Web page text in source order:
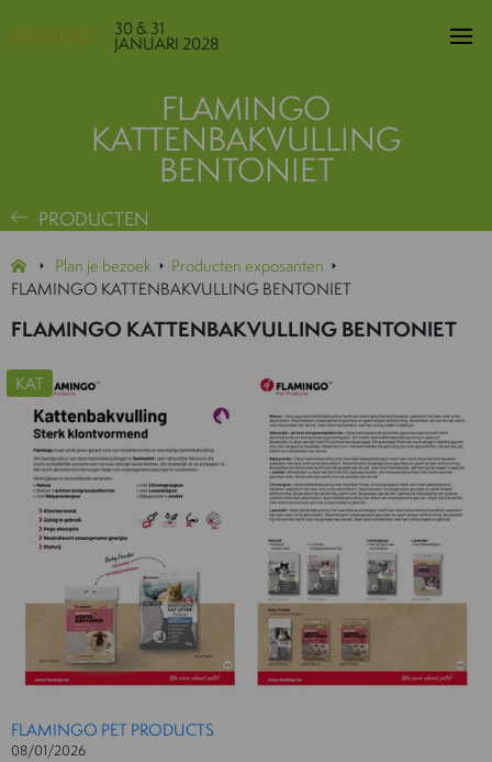
30 & 31
JANUARI 2028
FLAMINGO
KATTENBAKVULLING
BENTONIET
PRODUCTEN
Plan je bezoek
Producten exposanten
FLAMINGO KATTENBAKVULLING BENTONIET
FLAMINGO KATTENBAKVULLING BENTONIET
KAT
FLAMINGO PET PRODUCTS
08/01/2026